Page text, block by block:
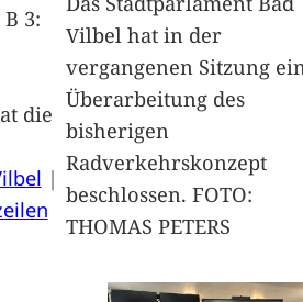
3:
die
Vilbel hat in der
vergangenen Sitzung
Überarbeitung des
bisherigen
Radverkehrskonzept
beschlossen. FOTO:
THOMAS PETERS